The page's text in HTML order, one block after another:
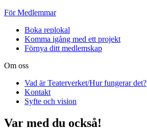
För Medlemmar
Boka replokal
Komma igång med ett projekt
Förnya ditt medlemskap
Om oss
Vad är Teaterverket/Hur fungerar det?
Kontakt
Syfte och vision
Var med du också!